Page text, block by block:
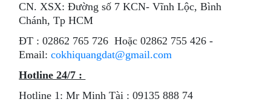
CN. XSX: Đường số 7 KCN- Vĩnh Lộc, Bình
Chánh, Tp HCM
ÐT : 02862 765 726 Hoặc 02862 755 426 -
Email:cokhiquangdat@gmail.com
Hotline 24/7 :
Hotline 1: Mr Minh Tài : 09135 888 74